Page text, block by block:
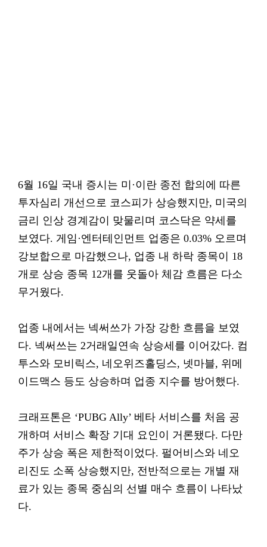
6월 16일 국내 증시는 미·이란 종전 합의에 따른
투자심리 개선으로 코스피가 상승했지만, 미국의
금리 인상 경계감이 맞물리며 코스닥은 약세를
보였다. 게임·엔터테인먼트 업종은 0.03% 오르며
강보합으로 마감했으나, 업종 내 하락 종목이 18
개로 상승 종목 12개를 웃돌아 체감 흐름은 다소
무거웠다.
업종 내에서는 넥써쓰가 가장 강한 흐름을 보였
다. 넥써쓰는 2거래일연속 상승세를 이어갔다. 컴
투스와 모비릭스, 네오위즈홀딩스, 넷마블, 위메
이드맥스 등도 상승하며 업종 지수를 방어했다.
크래프톤은 ‘PUBG Ally’ 베타 서비스를 처음 공
개하며 서비스 확장 기대 요인이 거론됐다. 다만
주가 상승 폭은 제한적이었다. 펄어비스와 네오
리진도 소폭 상승했지만, 전반적으로는 개별 재
료가 있는 종목 중심의 선별 매수 흐름이 나타났
다.